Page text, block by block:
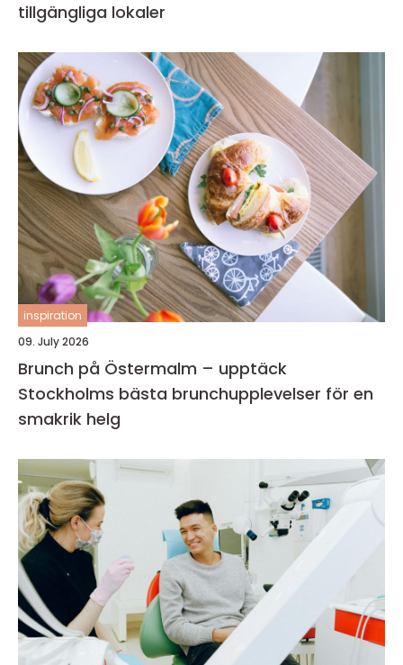
tillgängliga lokaler
inspiration
09. July 2026
Brunch på Östermalm – upptäck
Stockholms bästa brunchupplevelser för en
smakrik helg